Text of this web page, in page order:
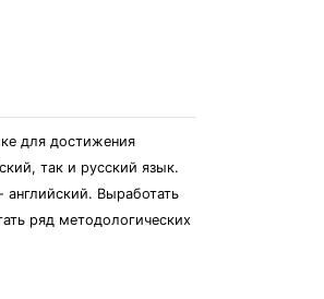
для достижения
так и русский язык.
английский. Выработать
ряд методологических